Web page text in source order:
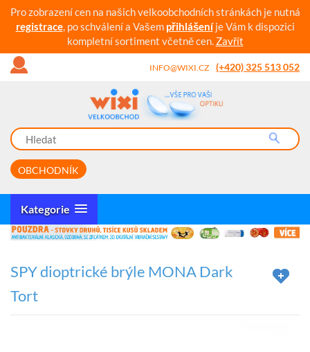
Pro zobrazení cen na našich velkoobchodních stránkách je nutná
registrace, po schválení a Vašem přihlášeníje Vám k dispozici
kompletní sortiment včetně cen. Zavřít
INFO@WIXI.CZ (+420) 325 513 052
OBCHODNÍK
Kategorie
SPY dioptrické brýle MONA Dark
Tort